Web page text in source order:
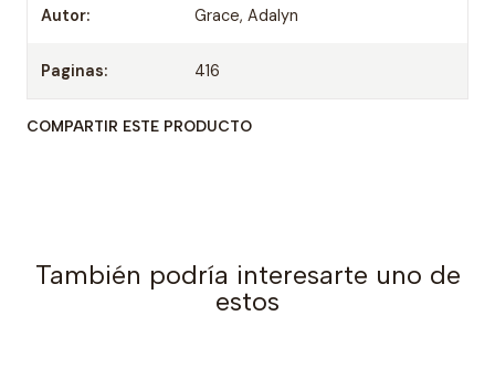
Autor: Grace, Adalyn
Paginas: 416
COMPARTIR ESTE PRODUCTO
También podría interesarte uno de
estos